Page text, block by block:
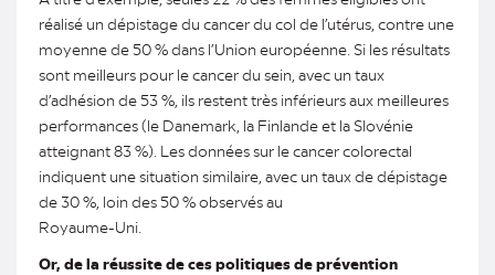
réalisé un dépistage du cancer du col de l’utérus, contre une
moyenne de 50 % dans l’Union européenne. Si les résultats
sont meilleurs pour le cancer du sein, avec un taux
d’adhésion de 53 %, ils restent très inférieurs aux meilleures
performances (le Danemark, la Finlande et la Slovénie
atteignant 83 %). Les données sur le cancer colorectal
indiquent une situation similaire, avec un taux de dépistage
de 30 %, loin des 50 % observés au
Royaume-Uni.
Or, de la réussite de ces politiques de prévention